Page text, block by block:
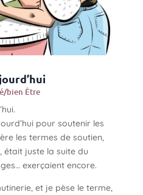
bien Être
pour soutenir les
les termes de soutien,
était juste la suite du
exerçaient encore.
et je pèse le terme,